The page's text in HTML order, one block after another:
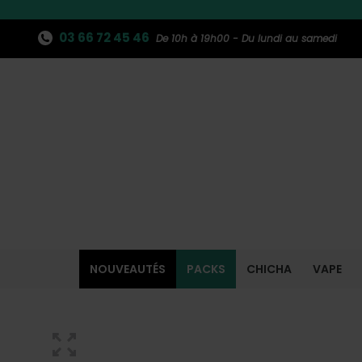
03 66 72 45 46 De 10h à 19h00 - Du lundi au samedi
NOUVEAUTÉS PACKS CHICHA VAPE